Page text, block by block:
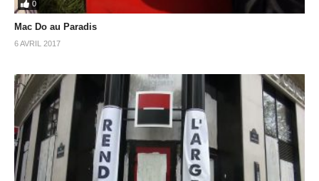
0
Mac Do au Paradis
6 AVRIL 2017